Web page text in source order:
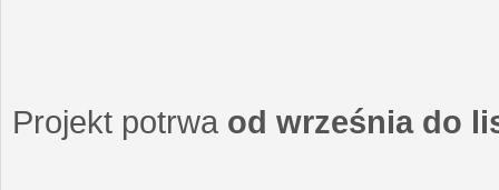
Projekt potrwa od września do